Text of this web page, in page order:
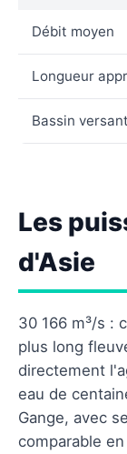
Débit moyen
Longueur
Bassin versant
Les
d'Asie
30 166 m³/s :
plus long
directement
eau de
Gange, avec
comparable